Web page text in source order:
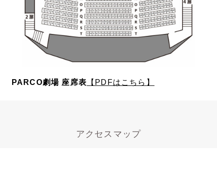
PARCO劇場 座席表 【PDFはこちら】
アクセスマップ